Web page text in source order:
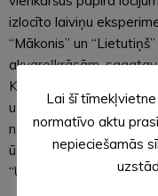
izlocīto laiviņu
“Mākonis” un
akvareļkrāsām,
Klausījās pasaku
uz jautājumiem par
nozīmi. No plastilīna
ūdens, īstenoja savu
“Ūdenstilpe un tās
Lai šī
normatīvo aktu
nepieciešamās